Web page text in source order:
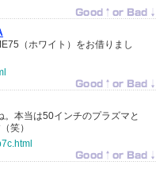
（ホワイト）をお借りまし
本当は50インチのプラズマと
笑）